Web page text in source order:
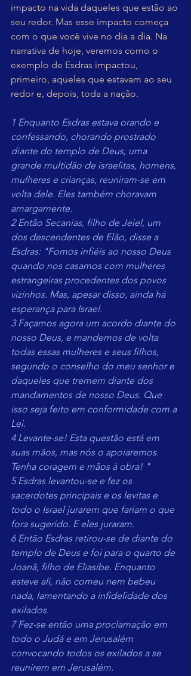
impacto na vida daqueles que estão ao
seu redor. Mas esse impacto começa
com o que você vive no dia a dia. Na
narrativa de hoje, veremos como o
exemplo de Esdras impactou,
primeiro, aqueles que estavam ao seu
redor e, depois, toda a nação.
1 Enquanto Esdras estava orando e
confessando, chorando prostrado
diante do templo de Deus, uma
grande multidão de israelitas, homens,
mulheres e crianças, reuniram-se em
volta dele. Eles também choravam
amargamente.
2 Então Secanias, filho de Jeiel, um
dos descendentes de Elão, disse a
Esdras: "Fomos infiéis ao nosso Deus
quando nos casamos com mulheres
estrangeiras procedentes dos povos
vizinhos. Mas, apesar disso, ainda há
esperança para Israel.
3 Façamos agora um acordo diante do
nosso Deus, e mandemos de volta
todas essas mulheres e seus filhos,
segundo o conselho do meu senhor e
daqueles que tremem diante dos
mandamentos de nosso Deus. Que
isso seja feito em conformidade com a
Lei.
4 Levante-se! Esta questão está em
suas mãos, mas nós o apoiaremos.
Tenha coragem e mãos à obra! "
5 Esdras levantou-se e fez os
sacerdotes principais e os levitas e
todo o Israel jurarem que fariam o que
fora sugerido. E eles juraram.
6 Então Esdras retirou-se de diante do
templo de Deus e foi para o quarto de
Joanã, filho de Eliasibe. Enquanto
esteve ali, não comeu nem bebeu
nada, lamentando a infidelidade dos
exilados.
7 Fez-se então uma proclamação em
todo o Judá e em Jerusalém
convocando todos os exilados a se
reunirem em Jerusalém.